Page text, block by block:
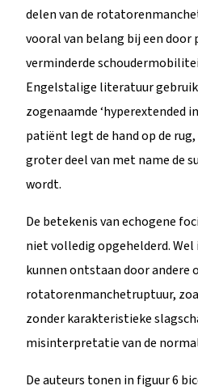
delen van de
vooral van belang bij een
verminderde
Engelstalige literatuur
zogenaamde ‘hyperextended
patiënt legt de hand op de
groter deel van met name de
wordt.
De betekenis van echogene
niet volledig opgehelderd.
kunnen ontstaan door andere
rotatorenmanchetruptuur,
zonder karakteristieke
misinterpretatie van de
De auteurs tonen in figuur 6